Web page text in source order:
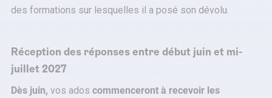
des formations sur lesquelles il a posé son dévolu.
Réception des réponses entre début juin et mi-
juillet 2027
Dès juin, vos ados commenceront à recevoir les